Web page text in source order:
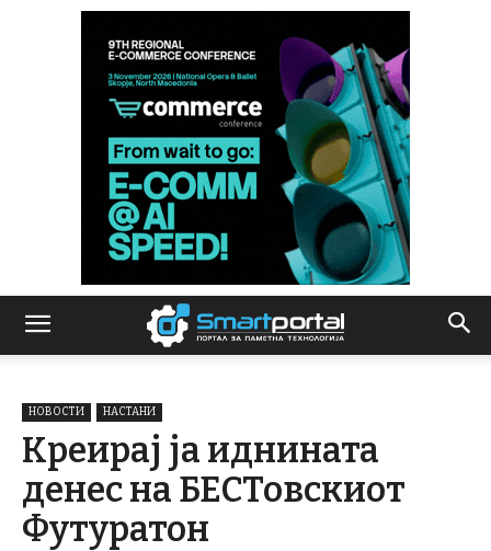
НОВОСТИ НАСТАНИ
Креирај ја иднината
денес на БЕСТовскиот
Футуратон